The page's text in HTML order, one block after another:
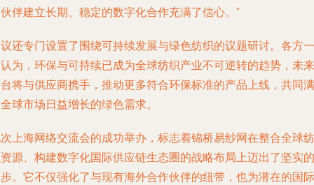
伴建立长期、稳定的数字化合作充满了信心。”
还专门设置了围绕可持续发展与绿色纺织的议题研讨。各方一
为，环保与可持续已成为全球纺织产业不可逆转的趋势，未来
将与供应商携手，推动更多符合环保标准的产品上线，共同满
球市场日益增长的绿色需求。
上海网络交流会的成功举办，标志着锦桥易纱网在整合全球纺
源、构建数字化国际供应链生态圈的战略布局上迈出了坚实的
。它不仅强化了与现有海外合作伙伴的纽带，也为潜在的国际